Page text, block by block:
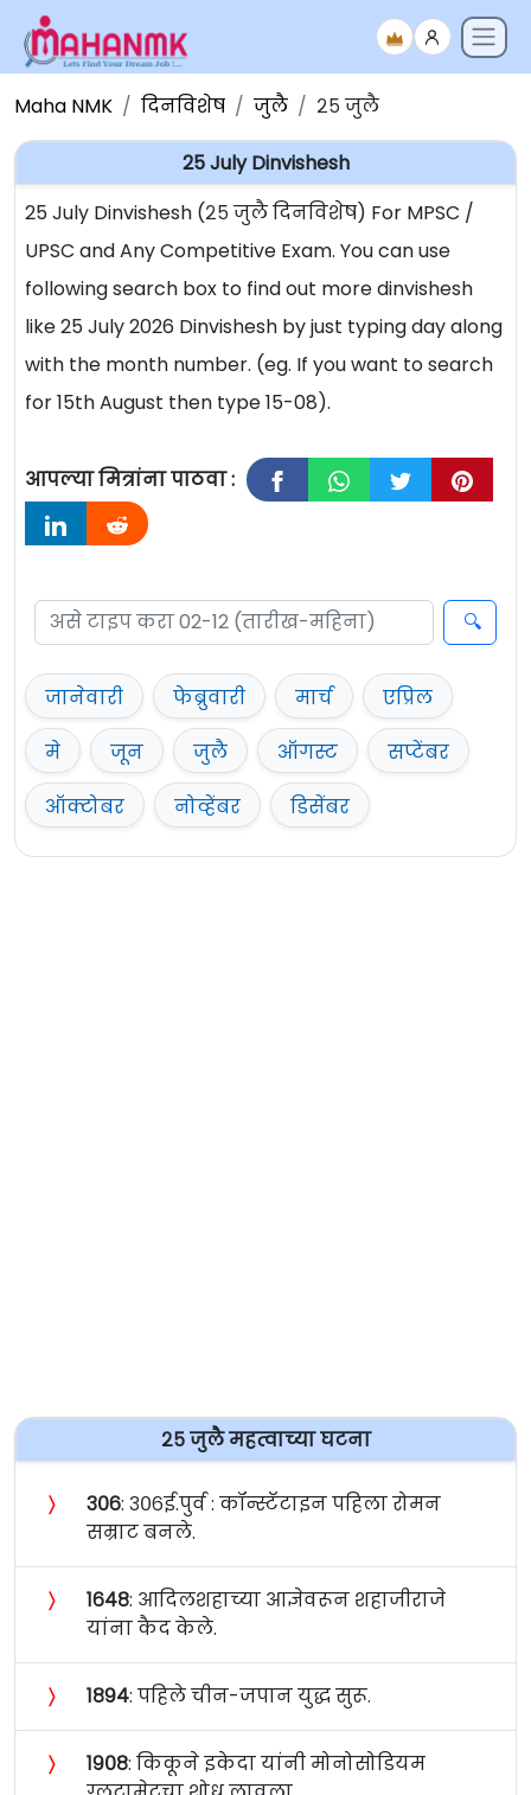
Maha NMK दिनविशेष जुलै २५ जुलै
25 July Dinvishesh
25 July Dinvishesh (२५ जुलै दिनविशेष) For MPSC /
UPSC and Any Competitive Exam. You can use
following search box to find out more dinvishesh
like 25 July 2026 Dinvishesh by just typing day along
with the month number. (eg. If you want to search
for 15th August then type 15-08).
आपल्या मित्रांना पाठवा :
जानेवारी फेब्रुवारी मार्च
एप्रिल
मे
जून जुलै ऑगस्ट
सप्टेंबर
ऑक्टोबर
नोव्हेंबर डिसेंबर
२५ जुलै महत्वाच्या घटना
〉 ३०६: ३०६ई.पुर्व : कॉन्स्टॅटाइन पहिला रोमन
सम्राट बनले.
〉 १६४८: आदिलशहाच्या आज्ञेवरून शहाजीराजे
यांना कैद केले.
〉 १८९४: पहिले चीन-जपान युद्ध सुरू.
〉 १९०८: किकूने इकेदा यांनी मोनोसोडियम